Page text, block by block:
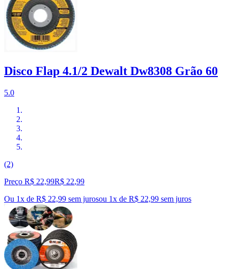
Disco Flap 4.1/2 Dewalt Dw8308 Grão 60
5.0
(2)
Preço R$ 22,99R$ 22,99
Ou 1x de R$ 22,99 sem jurosou 1x de R$ 22,99 sem juros